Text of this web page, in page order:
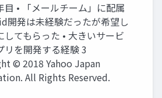
目 • 「メールチーム」に配属
開発は未経験だったが希望し
してもらった • 大きいサービ
リを開発する経験 3
© 2018 Yahoo Japan
All Rights Reserved.